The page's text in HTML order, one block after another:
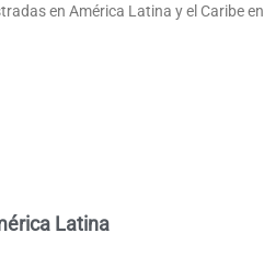
en América Latina y el Caribe en
Latina